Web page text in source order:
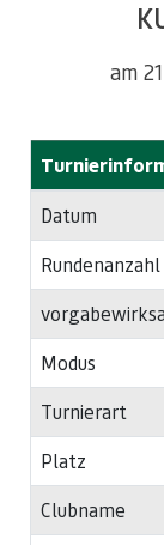
am
Datum
Rundenanzahl
Modus
Turnierart
Platz
Clubname